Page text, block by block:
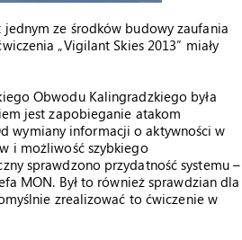
ze środków budowy zaufania
„Vigilant Skies 2013” miały
Obwodu Kalingradzkiego była
jest zapobieganie atakom
wymiany informacji o aktywności w
i możliwość szybkiego
sprawdzono przydatność systemu –
MON. Był to również sprawdzian dla
zrealizować to ćwiczenie w